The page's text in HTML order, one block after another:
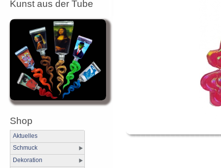
Kunst aus der Tube
Shop
Aktuelles
Schmuck
Dekoration